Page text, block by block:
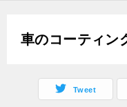
車のコーティン
Tweet